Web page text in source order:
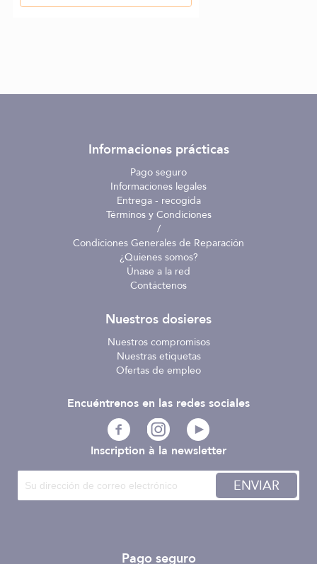
Informaciones prácticas
Pago seguro
Informaciones legales
Entrega - recogida
Términos y Condiciones
/
Condiciones Generales de Reparación
¿Quienes somos?
Únase a la red
Contáctenos
Nuestros dosieres
Nuestros compromisos
Nuestras etiquetas
Ofertas de empleo
Inscription à la newsletter
ENVIAR
Pago seguro
Encuéntrenos en las redes sociales